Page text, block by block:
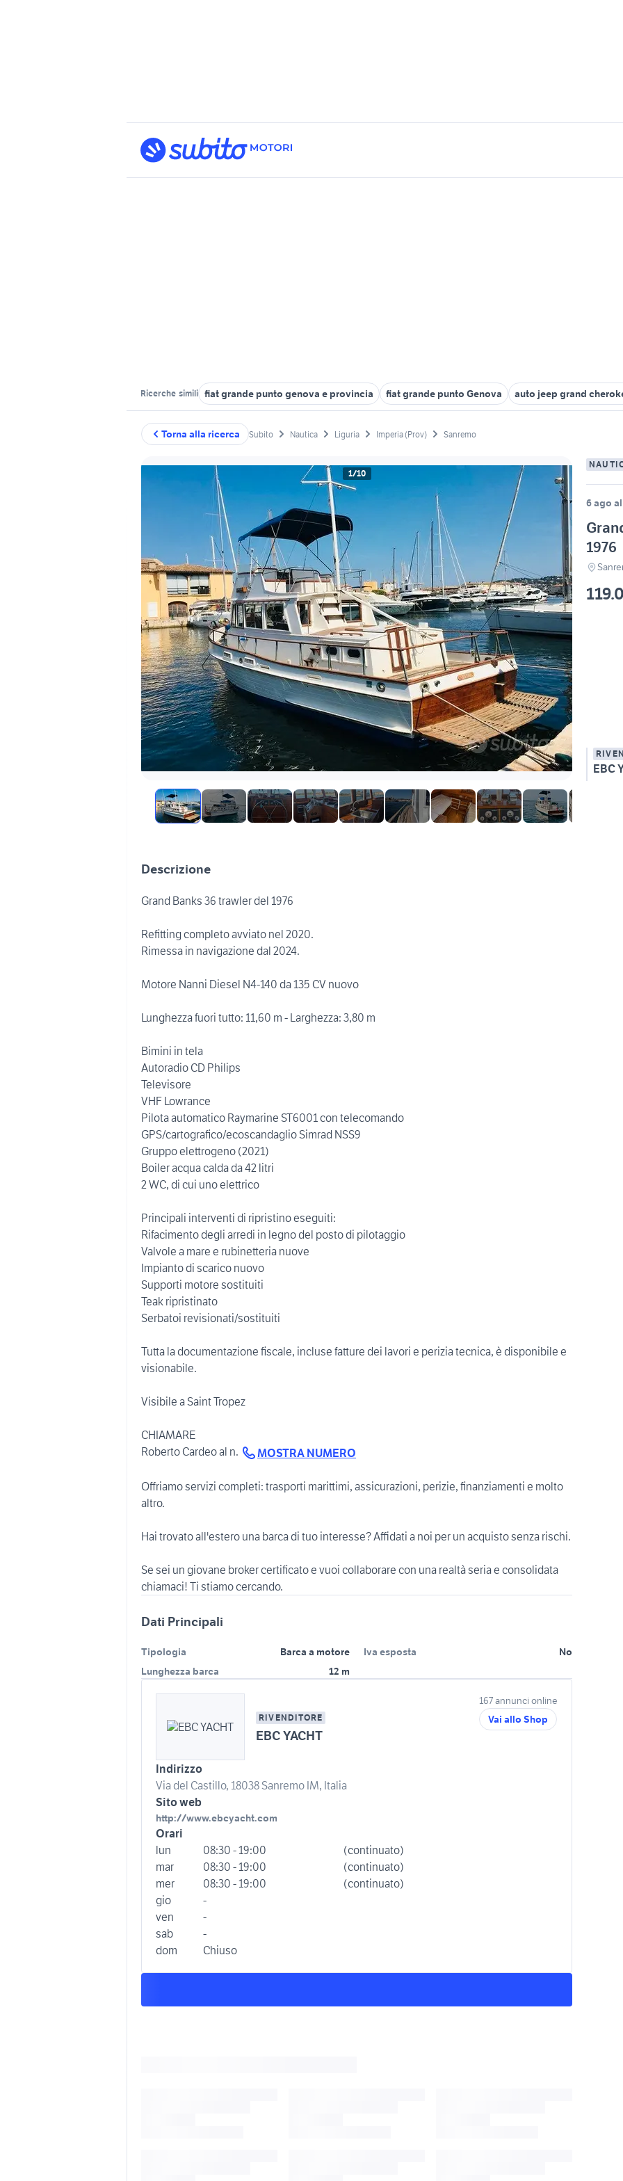
Ricerche simili fiat grande punto genova e provincia fiat grande punto Genova auto jeep grand
Torna alla ricerca Subito Nautica Liguria Imperia (Prov) Sanremo
1/10
6 ago
1976
EBC
Descrizione
Grand Banks 36 trawler del 1976
Refitting completo avviato nel 2020.
Rimessa in navigazione dal 2024.
Motore Nanni Diesel N4-140 da 135 CV nuovo
Lunghezza fuori tutto: 11,60 m - Larghezza: 3,80 m
Bimini in tela
Autoradio CD Philips
Televisore
VHF Lowrance
Pilota automatico Raymarine ST6001 con telecomando
GPS/cartografico/ecoscandaglio Simrad NSS9
Gruppo elettrogeno (2021)
Boiler acqua calda da 42 litri
2 WC, di cui uno elettrico
Principali interventi di ripristino eseguiti:
Rifacimento degli arredi in legno del posto di pilotaggio
Valvole a mare e rubinetteria nuove
Impianto di scarico nuovo
Supporti motore sostituiti
Teak ripristinato
Serbatoi revisionati/sostituiti
Tutta la documentazione fiscale, incluse fatture dei lavori e perizia tecnica, è disponibile e
visionabile.
Visibile a Saint Tropez
CHIAMARE
Roberto Cardeo al n.
MOSTRA NUMERO
Offriamo servizi completi: trasporti marittimi, assicurazioni, perizie, finanziamenti e molto
altro.
Hai trovato all'estero una barca di tuo interesse? Affidati a noi per un acquisto senza rischi.
Se sei un giovane broker certificato e vuoi collaborare con una realtà seria e consolidata
chiamaci! Ti stiamo cercando.
Dati Principali
Tipologia
Barca a motore
Lunghezza barca
12 m
Iva esposta No
RIVENDITORE
EBC YACHT
Indirizzo
Via del Castillo, 18038 Sanremo IM, Italia
Sito web
http://www.ebcyacht.com
Orari
lun
08:30 - 19:00
(continuato)
mar
08:30 - 19:00
(continuato)
mer
08:30 - 19:00
(continuato)
gio
-
ven
-
sab
-
dom
Chiuso
167 annunci online
Vai allo Shop